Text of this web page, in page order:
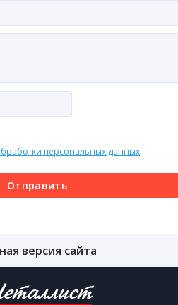
персональных данных
Отправить
версия сайта